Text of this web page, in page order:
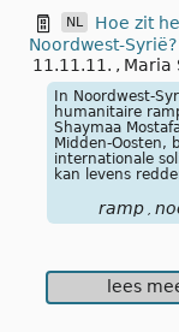
NL
Hoe zit
Noordwest-
11.11.11. , Maria
In Noordwest-
humanitaire
Shaymaa
Midden-Oosten,
internationale
kan levens
ramp
lees